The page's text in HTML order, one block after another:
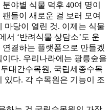
야별 식물 덕후 40여 명이
들이 새로운 걸 보러 모여
마당이 열린 것. 이제는 식물
서 ‘반려식물 상담소’도 운
결하는 플랫폼으로 만들겠
다. 우리나라에는 광릉숲을
대간수목원, 국립세종수목
있다. 각 수목원은 기능이 조